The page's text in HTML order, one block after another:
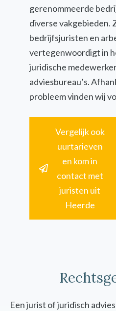
gerenommeerde
diverse vakgebieden.
bedrijfsjuristen en
vertegenwoordigt in
juridische
adviesbureau’s.
probleem vinden wij
Vergelijk ook
uurtarieven
en kom in
contact met
juristen uit
Heerde
Een jurist of juridisch